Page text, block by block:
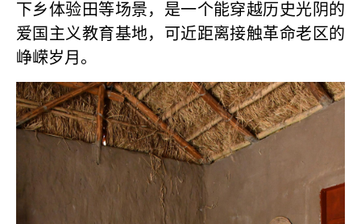
下乡体验田等场景，是一个能穿越历史光阴的
爱国主义教育基地，可近距离接触革命老区的
峥嵘岁月。